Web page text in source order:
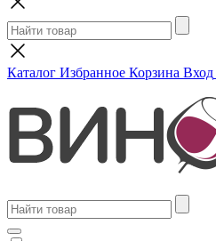
Каталог Избранное Корзина Вход